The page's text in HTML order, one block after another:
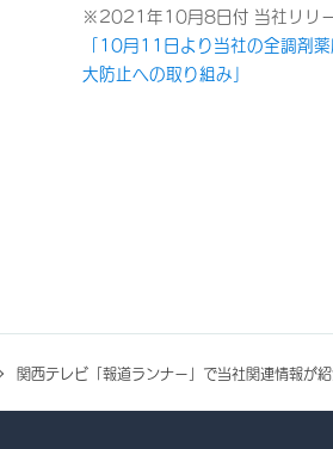
※2021年10月8日付 当社リリ
「10月11日より当社の全調剤
大防止への取り組み」
関西テレビ「報道ランナー」で当社関連情報が